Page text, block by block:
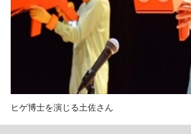
ヒゲ博士を演じる土佐さん